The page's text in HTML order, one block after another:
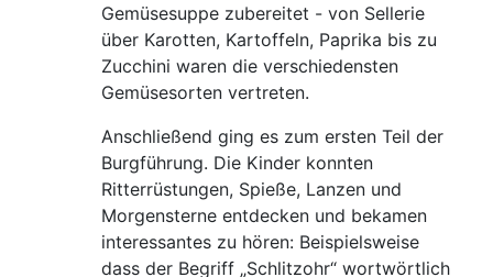
Gemüsesuppe zubereitet - von Sellerie
über Karotten, Kartoffeln, Paprika bis zu
Zucchini waren die verschiedensten
Gemüsesorten vertreten.
Anschließend ging es zum ersten Teil der
Burgführung. Die Kinder konnten
Ritterrüstungen, Spieße, Lanzen und
Morgensterne entdecken und bekamen
interessantes zu hören: Beispielsweise
dass der Begriff „Schlitzohr“ wortwörtlich